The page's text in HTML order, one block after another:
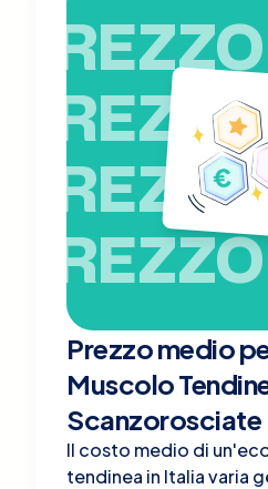
Prezzo medio
Muscolo
Scanzorosciate
Il costo medio di
tendinea in Italia varia